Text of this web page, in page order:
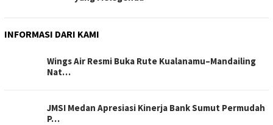
INFORMASI DARI KAMI
Wings Air Resmi Buka Rute Kualanamu–Mandailing
Nat…
JMSI Medan Apresiasi Kinerja Bank Sumut Permudah
P…